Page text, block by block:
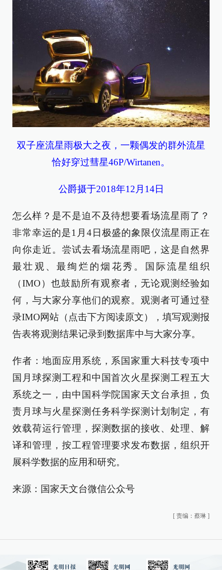
双子座流星雨极大之夜，一颗偶发的群外流星
恰好穿过彗星46P/Wirtanen。
公爵摄于2018年12月14日
怎么样？是不是迫不及待想要看场流星雨了？
非常幸运的是1月4日极盛的象限仪流星雨正在
向你走近。尝试去看场流星雨吧，这是自然界
最壮观、最绚烂的烟花秀。国际流星组织
（IMO）也鼓励所有观察者，无论观测经验如
何，与大家分享他们的观察。观测者可通过登
录IMO网站（点击下方阅读原文），填写观测报
告表将观测结果记录到数据库中与大家分享。
作者：地面应用系统，系国家重大科技专项中
国月球探测工程和中国首次火星探测工程五大
系统之一，由中国科学院国家天文台承担，负
责月球与火星探测任务科学探测计划制定，有
效载荷运行管理，探测数据的接收、处理、解
译和管理，按工程管理要求发布数据，组织开
展科学数据的应用和研究。
来源：国家天文台微信公众号
[ 责编：蔡琳 ]